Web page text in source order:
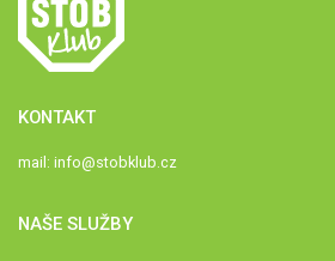
KONTAKT
mail: info@stobklub.cz
NAŠE SLUŽBY